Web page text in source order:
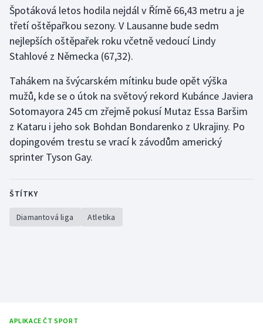
Golf
Gymnastika
Házená
Jezdectví
Judo
Lezení
Špotáková letos hodila nejdál v Římě 66,43 metru a je
třetí oštěpařkou sezony. V Lausanne bude sedm
nejlepších oštěpařek roku včetně vedoucí Lindy
Stahlové z Německa (67,32).
Tahákem na švýcarském mítinku bude opět výška
mužů, kde se o útok na světový rekord Kubánce Javiera
Sotomayora 245 cm zřejmě pokusí Mutaz Essa Baršim
z Kataru i jeho sok Bohdan Bondarenko z Ukrajiny. Po
dopingovém trestu se vrací k závodům americký
sprinter Tyson Gay.
ŠTÍTKY
Diamantová liga Atletika
APLIKACE ČT SPORT